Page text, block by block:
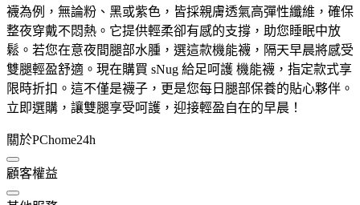
襪為例，無論粉、黑或紫色，皆採親膚透氣高彈性纖維，確保
整夜穿戴不悶熱。它提供輕柔卻有感的支撐，助您睡眠中放
鬆。若您在意夜間腿部水腫，選這款機能襪，隔天早晨將感受
雙腿輕盈舒適。現在購買 sNug 給足呵護 機能襪，指定款式享
限時折扣。這不僅是襪子，更是您每日腿部保養的貼心夥伴。
立即選購，讓雙腿享受呵護，迎接輕盈自在的早晨！
關於PChome24h
顧客權益